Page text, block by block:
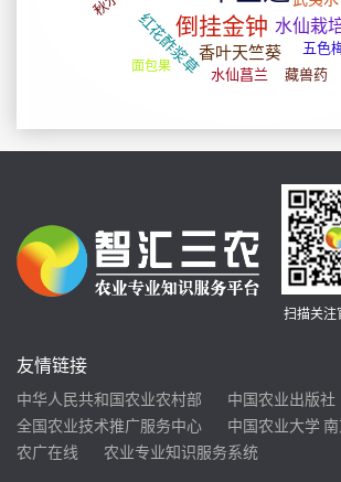
扫描关注
友情链接
中华人民共和国农业农村部
中国农业出版社
全国农业技术推广服务中心
中国农业大学
农广在线
农业专业知识服务系统